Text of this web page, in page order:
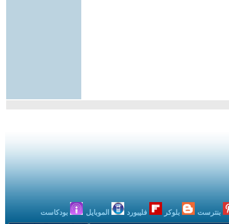
بنترست بلوكر فليبورد الموبايل بودكاست